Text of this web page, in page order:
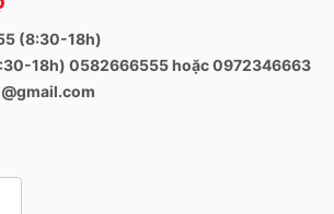
(8:30-18h)
18h) 0582666555 hoặc 0972346663